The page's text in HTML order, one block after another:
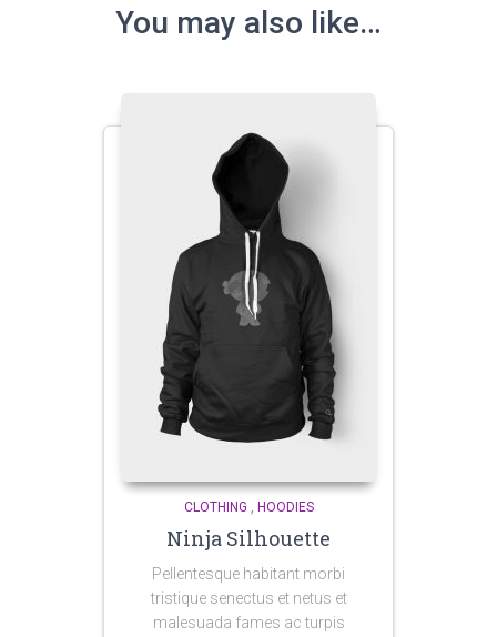
You may also like…
CLOTHING , HOODIES
Ninja Silhouette
Pellentesque habitant morbi
tristique senectus et netus et
malesuada fames ac turpis